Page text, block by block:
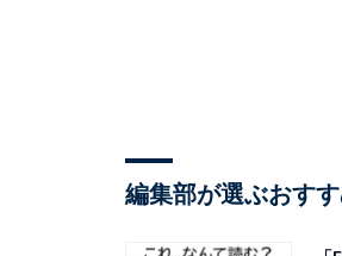
編集部が選ぶおす